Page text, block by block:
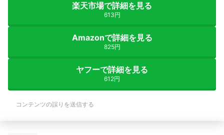
楽天市場で詳細を見る
613円
Amazonで詳細を見る
825円
ヤフーで詳細を見る
612円
コンテンツの誤りを送信する